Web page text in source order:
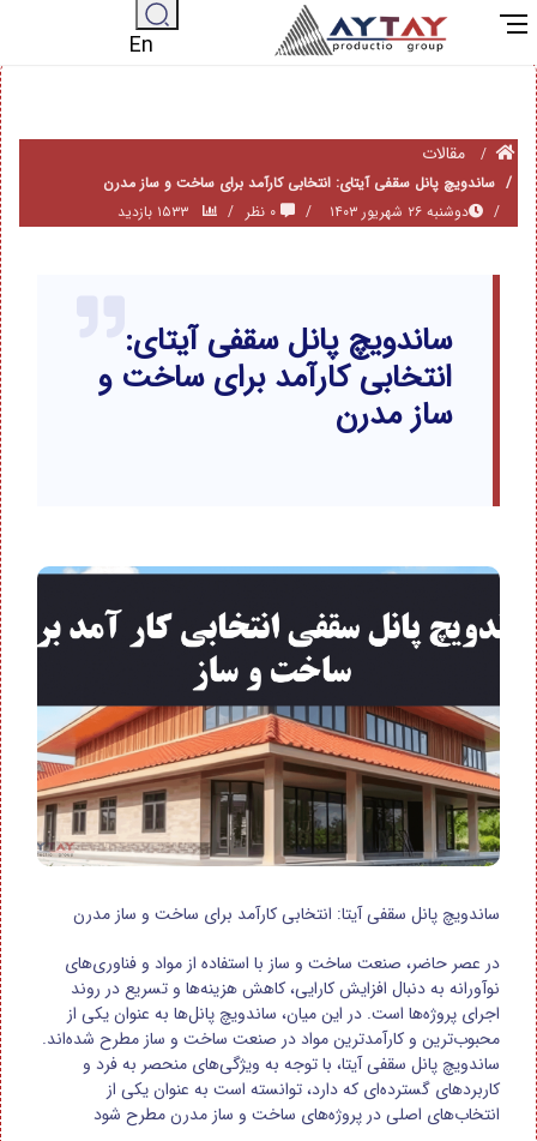
En
مقالات
ساندویچ پانل سقفی آیتای: انتخابی کارآمد برای ساخت و ساز مدرن
دوشنبه ۲۶ شهریور ۱۴۰۳
ساندویچ پانل سقفی آیتای:
انتخابی کارآمد برای ساخت و
ساز مدرن
ساندویچ پانل سقفی آیتا: انتخابی کارآمد برای ساخت و ساز مدرن
در عصر حاضر، صنعت ساخت و ساز با استفاده از مواد و فناوری‌های
نوآورانه به دنبال افزایش کارایی، کاهش هزینه‌ها و تسریع در روند
اجرای پروژه‌ها است. در این میان، ساندویچ پانل‌ها به عنوان یکی از
محبوب‌ترین و کارآمدترین مواد در صنعت ساخت و ساز مطرح شده‌اند.
ساندویچ پانل سقفی آیتا، با توجه به ویژگی‌های منحصر به فرد و
کاربردهای گسترده‌ای که دارد، توانسته است به عنوان یکی از
انتخاب‌های اصلی در پروژه‌های ساخت و ساز مدرن مطرح شود